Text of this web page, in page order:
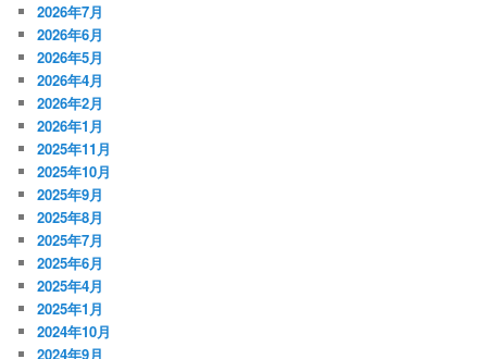
2026年7月
2026年6月
2026年5月
2026年4月
2026年2月
2026年1月
2025年11月
2025年10月
2025年9月
2025年8月
2025年7月
2025年6月
2025年4月
2025年1月
2024年10月
2024年9月